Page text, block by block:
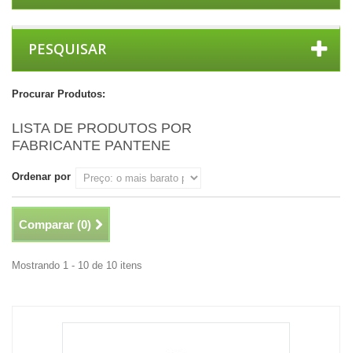
PESQUISAR
Procurar Produtos:
LISTA DE PRODUTOS POR
FABRICANTE PANTENE
Ordenar por
Comparar (0)
Mostrando 1 - 10 de 10 itens